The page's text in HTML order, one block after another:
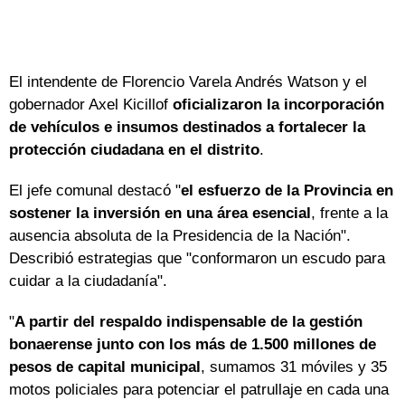
El intendente de Florencio Varela Andrés Watson y el
gobernador Axel Kicillof oficializaron la incorporación
de vehículos e insumos destinados a fortalecer la
protección ciudadana en el distrito.
El jefe comunal destacó "el esfuerzo de la Provincia en
sostener la inversión en una área esencial, frente a la
ausencia absoluta de la Presidencia de la Nación".
Describió estrategias que "conformaron un escudo para
cuidar a la ciudadanía".
"A partir del respaldo indispensable de la gestión
bonaerense junto con los más de 1.500 millones de
pesos de capital municipal, sumamos 31 móviles y 35
motos policiales para potenciar el patrullaje en cada una